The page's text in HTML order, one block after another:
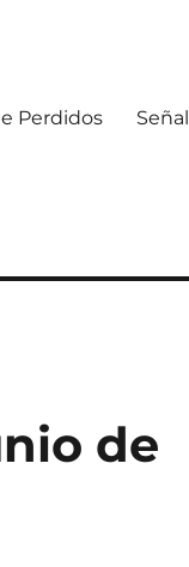
Perdidos
de